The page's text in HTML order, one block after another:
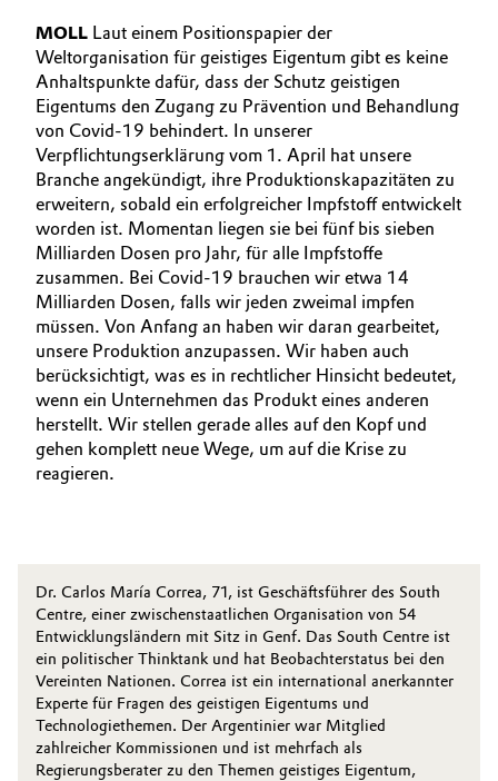
MOLL Laut einem Positionspapier der
Weltorganisation für geistiges Eigentum gibt es keine
Anhaltspunkte dafür, dass der Schutz geistigen
Eigentums den Zugang zu Prävention und Behandlung
von Covid-19 behindert. In unserer
Verpflichtungserklärung vom 1. April hat unsere
Branche angekündigt, ihre Produktionskapazitäten zu
erweitern, sobald ein erfolgreicher Impfstoff entwickelt
worden ist. Momentan liegen sie bei fünf bis sieben
Milliarden Dosen pro Jahr, für alle Impfstoffe
zusammen. Bei Covid-19 brauchen wir etwa 14
Milliarden Dosen, falls wir jeden zweimal impfen
müssen. Von Anfang an haben wir daran gearbeitet,
unsere Produktion anzupassen. Wir haben auch
berücksichtigt, was es in rechtlicher Hinsicht bedeutet,
wenn ein Unternehmen das Produkt eines anderen
herstellt. Wir stellen gerade alles auf den Kopf und
gehen komplett neue Wege, um auf die Krise zu
reagieren.
Dr. Carlos María Correa, 71, ist Geschäftsführer des South
Centre, einer zwischenstaatlichen Organisation von 54
Entwicklungsländern mit Sitz in Genf. Das South Centre ist
ein politischer Thinktank und hat Beobachterstatus bei den
Vereinten Nationen. Correa ist ein international anerkannter
Experte für Fragen des geistigen Eigentums und
Technologiethemen. Der Argentinier war Mitglied
zahlreicher Kommissionen und ist mehrfach als
Regierungsberater zu den Themen geistiges Eigentum,